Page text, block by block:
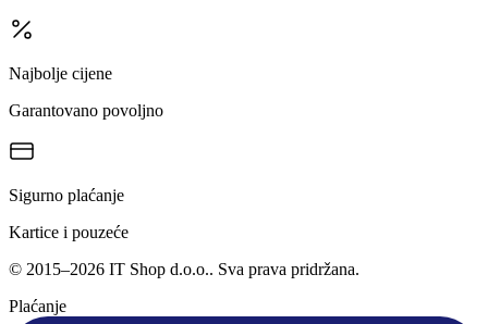
Najbolje cijene
Garantovano povoljno
Sigurno plaćanje
Kartice i pouzeće
© 2015–2026 IT Shop d.o.o.. Sva prava pridržana.
Plaćanje